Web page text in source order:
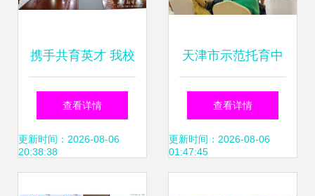
携手共育英才 我校
与瑞思教育信息咨
询签署跆拳道技术
查看详情
更新时间：2026-08-06
20:38:38
天津市示范托育中
心落户东丽湖 特色
课程与专家天团打
查看详情
更新时间：2026-08-06
01:47:45